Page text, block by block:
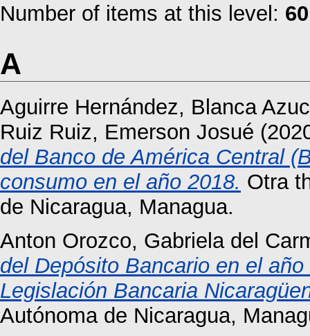
Number of items at this level: 60
A
Aguirre Hernández, Blanca
Ruiz Ruiz, Emerson Josué
del Banco de América Central
consumo en el año 2018. Otra
de Nicaragua, Managua.
Anton Orozco, Gabriela del
del Depósito Bancario en el
Legislación Bancaria
Autónoma de Nicaragua,